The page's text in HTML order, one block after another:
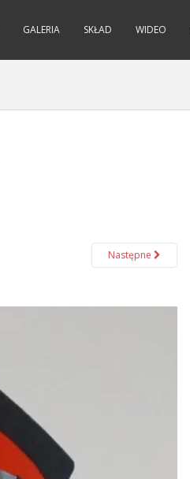
GALERIA SKŁAD WIDEO
Następne